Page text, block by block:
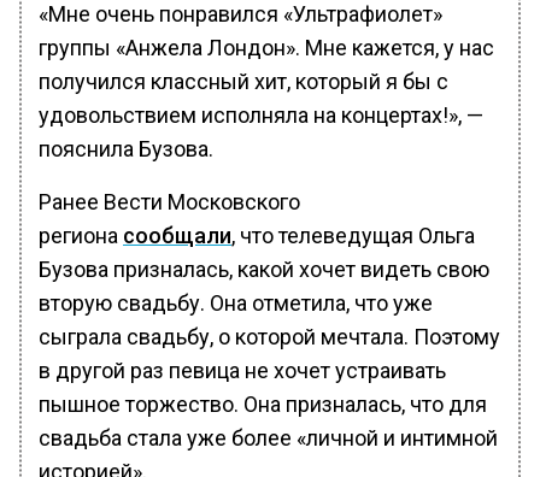
«Мне очень понравился «Ультрафиолет»
группы «Анжела Лондон». Мне кажется, у нас
получился классный хит, который я бы с
удовольствием исполняла на концертах!», —
пояснила Бузова.
Ранее Вести Московского
региона сообщали, что телеведущая Ольга
Бузова призналась, какой хочет видеть свою
вторую свадьбу. Она отметила, что уже
сыграла свадьбу, о которой мечтала. Поэтому
в другой раз певица не хочет устраивать
пышное торжество. Она призналась, что для
свадьба стала уже более «личной и интимной
историей».